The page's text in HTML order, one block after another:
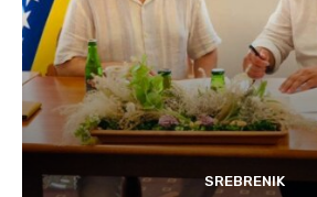
SREBRENIK